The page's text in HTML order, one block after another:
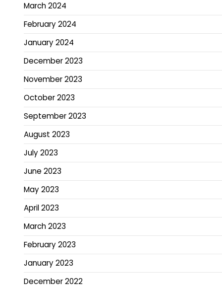
March 2024
February 2024
January 2024
December 2023
November 2023
October 2023
September 2023
August 2023
July 2023
June 2023
May 2023
April 2023
March 2023
February 2023
January 2023
December 2022